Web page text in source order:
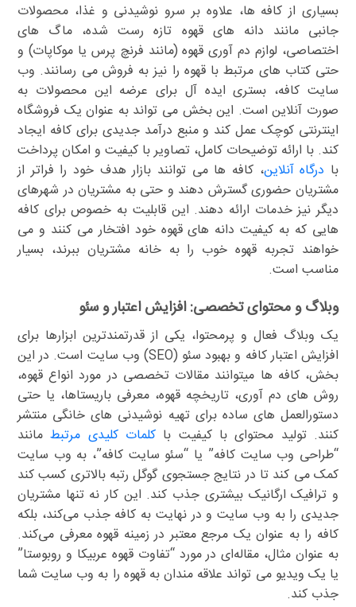
بسیاری از کافه ها، علاوه بر سرو نوشیدنی و غذا، محصولات
جانبی مانند دانه های قهوه تازه رست شده، ماگ های
اختصاصی، لوازم دم آوری قهوه (مانند فرنچ پرس یا موکاپات) و
حتی کتاب های مرتبط با قهوه را نیز به فروش می رسانند. وب
سایت کافه، بستری ایده آل برای عرضه این محصولات به
صورت آنلاین است. این بخش می تواند به عنوان یک فروشگاه
اینترنتی کوچک عمل کند و منبع درآمد جدیدی برای کافه ایجاد
کند. با ارائه توضیحات کامل، تصاویر با کیفیت و امکان پرداخت
با درگاه آنلاین، کافه ها می توانند بازار هدف خود را فراتر از
مشتریان حضوری گسترش دهند و حتی به مشتریان در شهرهای
دیگر نیز خدمات ارائه دهند. این قابلیت به خصوص برای کافه
هایی که به کیفیت دانه های قهوه خود افتخار می کنند و می
خواهند تجربه قهوه خوب را به خانه مشتریان ببرند، بسیار
مناسب است.
وبلاگ و محتوای تخصصی: افزایش اعتبار و سئو
یک وبلاگ فعال و پرمحتوا، یکی از قدرتمندترین ابزارها برای
افزایش اعتبار کافه و بهبود سئو (SEO) وب سایت است. در این
بخش، کافه ها میتوانند مقالات تخصصی در مورد انواع قهوه،
روش های دم آوری، تاریخچه قهوه، معرفی باریستاها، یا حتی
دستورالعمل های ساده برای تهیه نوشیدنی های خانگی منتشر
کنند. تولید محتوای با کیفیت با کلمات کلیدی مرتبطمانند
“طراحی وب سایت کافه” یا “سئو سایت کافه”، به وب سایت
کمک می کند تا در نتایج جستجوی گوگل رتبه بالاتری کسب کند
و ترافیک ارگانیک بیشتری جذب کند. این کار نه تنها مشتریان
جدیدی را به وب سایت و در نهایت به کافه جذب می‌کند، بلکه
کافه را به عنوان یک مرجع معتبر در زمینه قهوه معرفی می‌کند.
به عنوان مثال، مقاله‌ای در مورد “تفاوت قهوه عربیکا و روبوستا”
یا یک ویدیو می تواند علاقه مندان به قهوه را به وب سایت شما
جذب کند.